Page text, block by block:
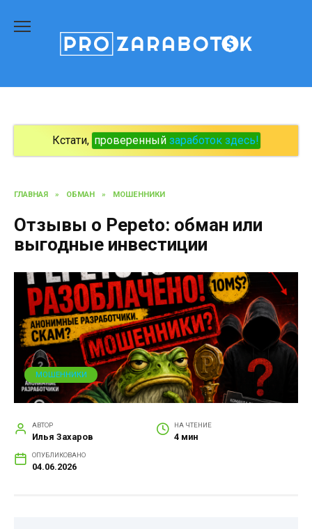
содержанию
Кстати, проверенный заработок здесь!
ГЛАВНАЯ » ОБМАН » МОШЕННИКИ
Отзывы о Pepeto: обман или
выгодные инвестиции
МОШЕННИКИ
АВТОР
Илья Захаров
НА ЧТЕНИЕ
4 мин
ОПУБЛИКОВАНО
04.06.2026